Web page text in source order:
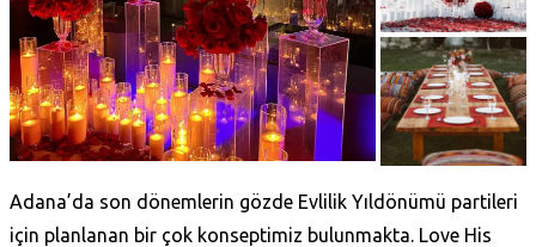
Adana’da son dönemlerin gözde Evlilik Yıldönümü partileri
için planlanan bir çok konseptimiz bulunmakta. Love His